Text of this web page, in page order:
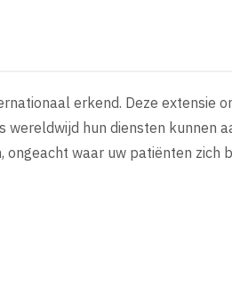
erkend. Deze extensie
hun diensten kunnen
waar uw patiënten zich